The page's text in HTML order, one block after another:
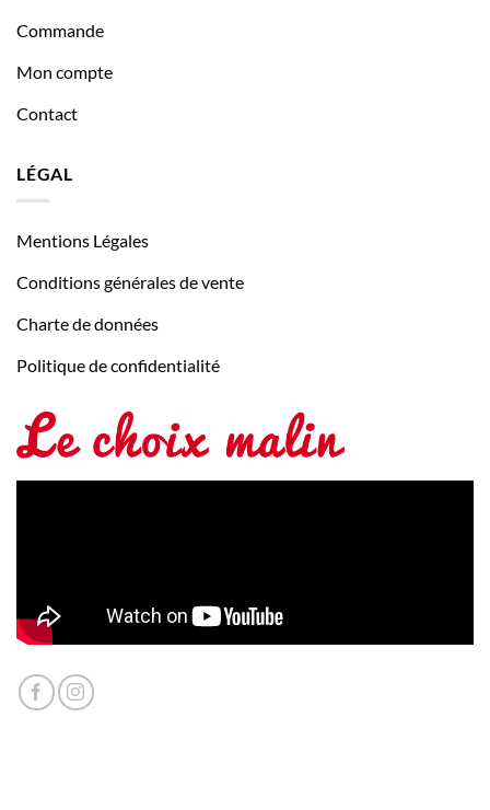
Commande
Mon compte
Contact
LÉGAL
Mentions Légales
Conditions générales de vente
Charte de données
Politique de confidentialité